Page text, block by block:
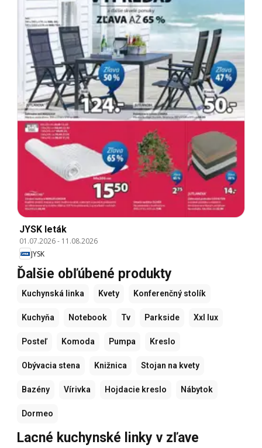
JYSK leták
01.07.2026- 11.08.2026
JYSK
Ďalšie obľúbené produkty
Kuchynská linka Kvety Konferenčný stolík
Kuchyňa Notebook Tv Parkside Xxl lux
Posteľ Komoda Pumpa Kreslo
Obývacia stena Knižnica Stojan na kvety
Bazény Vírivka Hojdacie kreslo Nábytok
Dormeo
Lacné kuchynské linky v zľave